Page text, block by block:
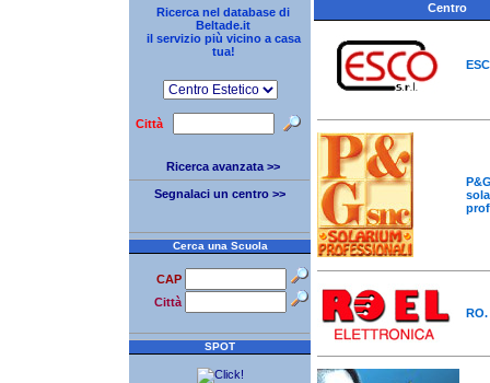
Ricerca nel database di
Beltade.it
il servizio più vicino a casa
tua!
Città
Ricerca avanzata >>
Segnalaci un centro >>
Cerca una Scuola
CAP
Città
SPOT
Centro